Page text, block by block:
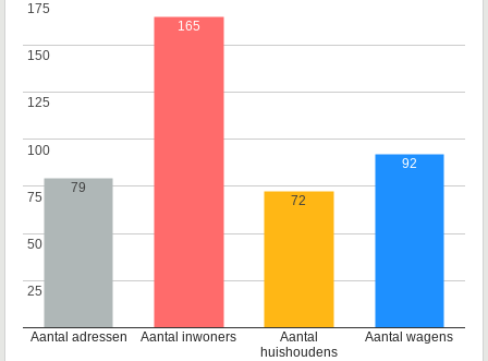
Aantal adressen Aantal inwoners
Aantal
huishoudens
Aantal wagens
25
25
50
50
75
75
100
100
125
125
150
150
175
175
79
165
72
92